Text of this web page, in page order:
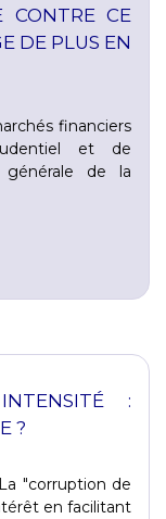
CONTRE CE
DE PLUS EN
financiers
et de
de la
:
?
"corruption de
en facilitant